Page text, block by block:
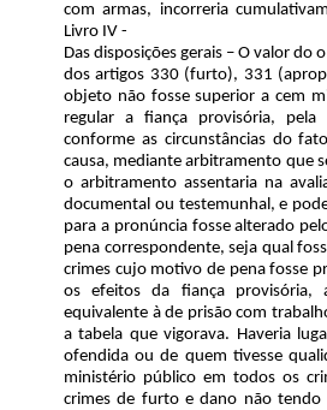
com armas, incorreria
Livro IV -
Das disposições gerais – O valor do
dos artigos 330 (furto), 331
objeto não fosse superior a cem
regular a fiança provisória, pela
conforme as circunstâncias do
causa, mediante arbitramento que
o arbitramento assentaria na
documental ou testemunhal, e
para a pronúncia fosse alterado
pena correspondente, seja qual
crimes cujo motivo de pena fosse
os efeitos da fiança provisória,
equivalente à de prisão com
a tabela que vigorava. Haveria
ofendida ou de quem tivesse
ministério público em todos os
crimes de furto e dano não